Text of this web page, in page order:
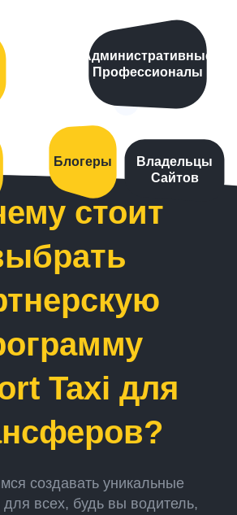
Административные
Профессионалы
Владельцы
Сайтов
Блогеры
стоит
Taxi для
создавать уникальные
для всех, будь вы водитель,